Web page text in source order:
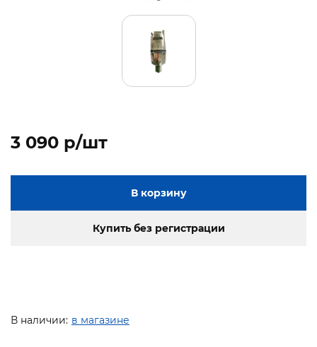
3 090 p/шт
В корзину
Купить без регистрации
В наличии: в магазине